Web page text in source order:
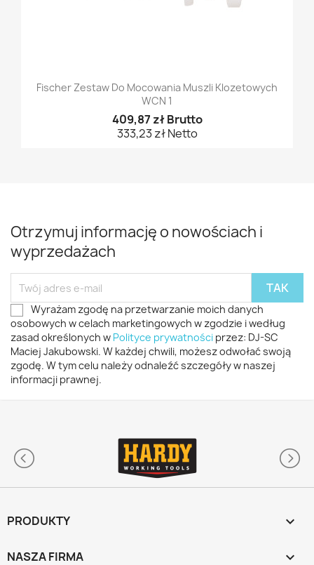
Fischer Zestaw Do Mocowania Muszli Klozetowych
WCN 1
409,87 zł Brutto
333,23 zł Netto
Otrzymuj informację o nowościach i
wyprzedażach
Wyrażam zgodę na przetwarzanie moich danych
osobowych w celach marketingowych w zgodzie i według
zasad określonych w Polityce prywatności przez: DJ-SC
Maciej Jakubowski. W każdej chwili, możesz odwołać swoją
zgodę. W tym celu należy odnaleźć szczegóły w naszej
informacji prawnej.
PRODUKTY 
NASZA FIRMA 